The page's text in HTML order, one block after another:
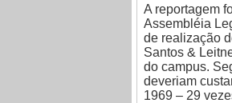
A reportagem
Assembléia
de realização
Santos &
do campus.
deveriam
1969 – 29